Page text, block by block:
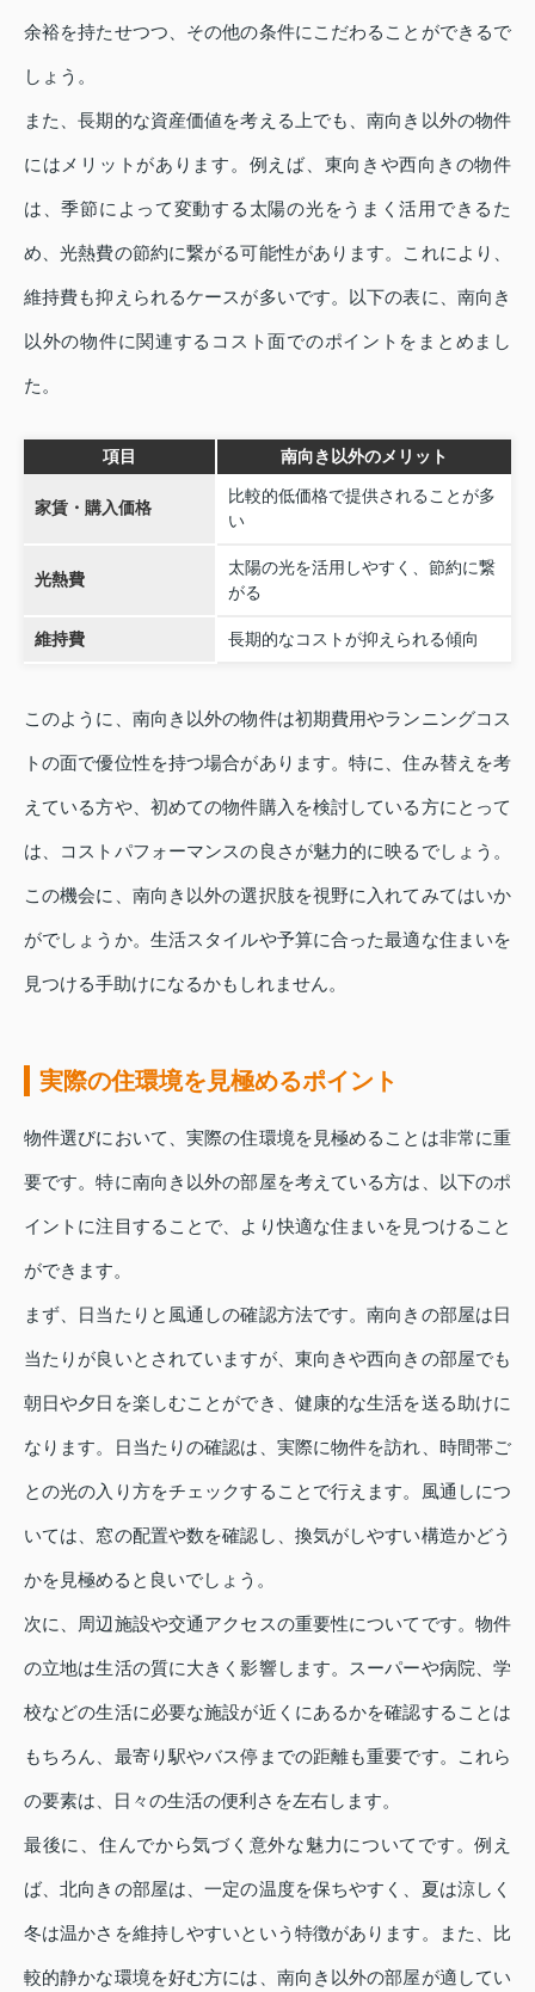
余裕を持たせつつ、その他の条件にこだわることができるで
しょう。
また、長期的な資産価値を考える上でも、南向き以外の物件
にはメリットがあります。例えば、東向きや西向きの物件
は、季節によって変動する太陽の光をうまく活用できるた
め、光熱費の節約に繋がる可能性があります。これにより、
維持費も抑えられるケースが多いです。以下の表に、南向き
以外の物件に関連するコスト面でのポイントをまとめまし
た。
項目 南向き以外のメリット
家賃・購入価格
比較的低価格で提供されることが多
い
光熱費
太陽の光を活用しやすく、節約に繋
がる
維持費 長期的なコストが抑えられる傾向
このように、南向き以外の物件は初期費用やランニングコス
トの面で優位性を持つ場合があります。特に、住み替えを考
えている方や、初めての物件購入を検討している方にとって
は、コストパフォーマンスの良さが魅力的に映るでしょう。
この機会に、南向き以外の選択肢を視野に入れてみてはいか
がでしょうか。生活スタイルや予算に合った最適な住まいを
見つける手助けになるかもしれません。
実際の住環境を見極めるポイント
物件選びにおいて、実際の住環境を見極めることは非常に重
要です。特に南向き以外の部屋を考えている方は、以下のポ
イントに注目することで、より快適な住まいを見つけること
ができます。
まず、日当たりと風通しの確認方法です。南向きの部屋は日
当たりが良いとされていますが、東向きや西向きの部屋でも
朝日や夕日を楽しむことができ、健康的な生活を送る助けに
なります。日当たりの確認は、実際に物件を訪れ、時間帯ご
との光の入り方をチェックすることで行えます。風通しにつ
いては、窓の配置や数を確認し、換気がしやすい構造かどう
かを見極めると良いでしょう。
次に、周辺施設や交通アクセスの重要性についてです。物件
の立地は生活の質に大きく影響します。スーパーや病院、学
校などの生活に必要な施設が近くにあるかを確認することは
もちろん、最寄り駅やバス停までの距離も重要です。これら
の要素は、日々の生活の便利さを左右します。
最後に、住んでから気づく意外な魅力についてです。例え
ば、北向きの部屋は、一定の温度を保ちやすく、夏は涼しく
冬は温かさを維持しやすいという特徴があります。また、比
較的静かな環境を好む方には、南向き以外の部屋が適してい